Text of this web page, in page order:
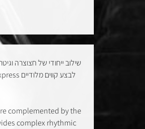
שילוב ייחודי של חצוצרה
complemented by the
complex rhythmic